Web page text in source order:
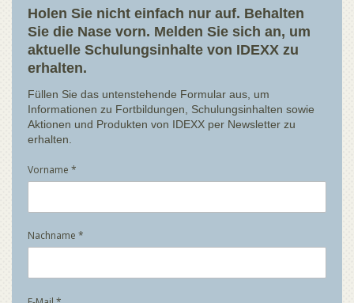
Holen Sie nicht einfach nur auf. Behalten
Sie die Nase vorn. Melden Sie sich an, um
aktuelle Schulungsinhalte von IDEXX zu
erhalten.